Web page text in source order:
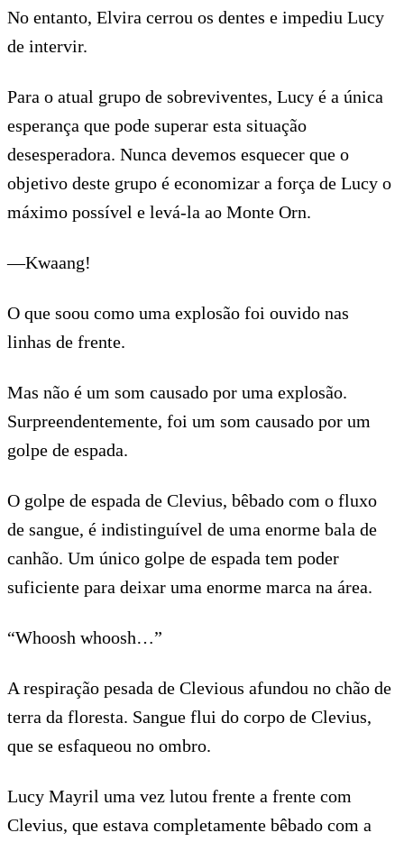
No entanto, Elvira cerrou os dentes e impediu Lucy
de intervir.
Para o atual grupo de sobreviventes, Lucy é a única
esperança que pode superar esta situação
desesperadora. Nunca devemos esquecer que o
objetivo deste grupo é economizar a força de Lucy o
máximo possível e levá-la ao Monte Orn.
—Kwaang!
O que soou como uma explosão foi ouvido nas
linhas de frente.
Mas não é um som causado por uma explosão.
Surpreendentemente, foi um som causado por um
golpe de espada.
O golpe de espada de Clevius, bêbado com o fluxo
de sangue, é indistinguível de uma enorme bala de
canhão. Um único golpe de espada tem poder
suficiente para deixar uma enorme marca na área.
“Whoosh whoosh…”
A respiração pesada de Clevious afundou no chão de
terra da floresta. Sangue flui do corpo de Clevius,
que se esfaqueou no ombro.
Lucy Mayril uma vez lutou frente a frente com
Clevius, que estava completamente bêbado com a